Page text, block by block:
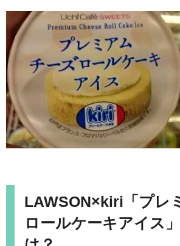
LAWSON×kiri「プレ
ロールケーキアイス